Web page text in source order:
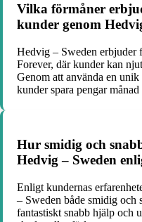
Vilka förmåner
kunder genom
Hedvig – Sweden erbjuder
Forever, där kunder kan
Genom att använda en
kunder spara pengar
Hur smidig och
Hedvig – Sweden
Enligt kundernas
– Sweden både smidig och
fantastiskt snabb hjälp och